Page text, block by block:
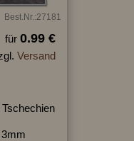
Best.Nr.:27181
für 0.99 €
Versand